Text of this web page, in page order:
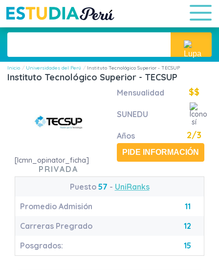
Inicio Universidades del Perú Instituto Tecnológico Superior - TECSUP
Instituto Tecnológico Superior - TECSUP
[lcmn_opinator_ficha]
PRIVADA
Mensualidad $$
SUNEDU
Años 2/3
PIDE INFORMACIÓN
Puesto 57 - UniRanks
Promedio Admisión
11
Carreras Pregrado
12
Posgrados:
15